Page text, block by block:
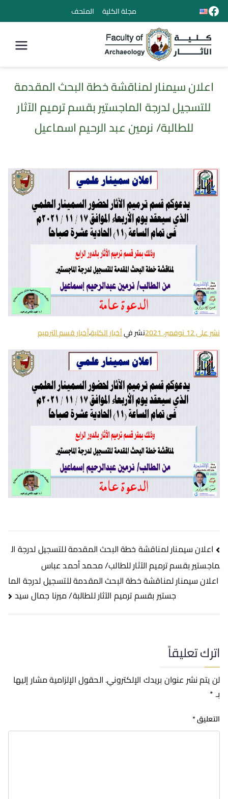
مجلة الكلية المتحف
كلية الأثار
اعلان سيمنار لمناقشة خطة البحث المقدمة
للتسجيل لدرجة الماجستير بقسم ترميم الآثار
للطالبة/ نرمين عبد الرحيم اسماعيل
نشر على12 نوفمبر، 2021 نشر فيأخبار الكلية،أخبار قسم الترميم
اعلان سيمنار لمناقشة خطة البحث المقدمة للتسجيل لدرجة ال
ماجستير بقسم ترميم الآثار للطالب/ محمد أحمد عباس
اعلان سيمنار لمناقشة خطة البحث المقدمة للتسجيل لدرجة الما
جستير بقسم ترميم الآثار للطالبة/ ميرنا جمال سيد
اترك تعليقاً
لن يتم نشر عنوان بريدك الإلكتروني. الحقول الإلزامية مشار إليها
بـ*
التعليق*